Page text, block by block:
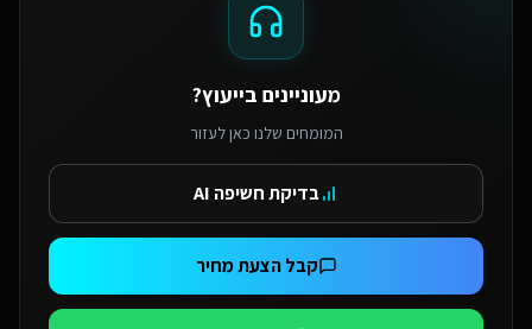
מעוניינים בייעוץ?
המומחים שלנו כאן לעזור
בדיקת חשיפה AI
קבל הצעת מחיר